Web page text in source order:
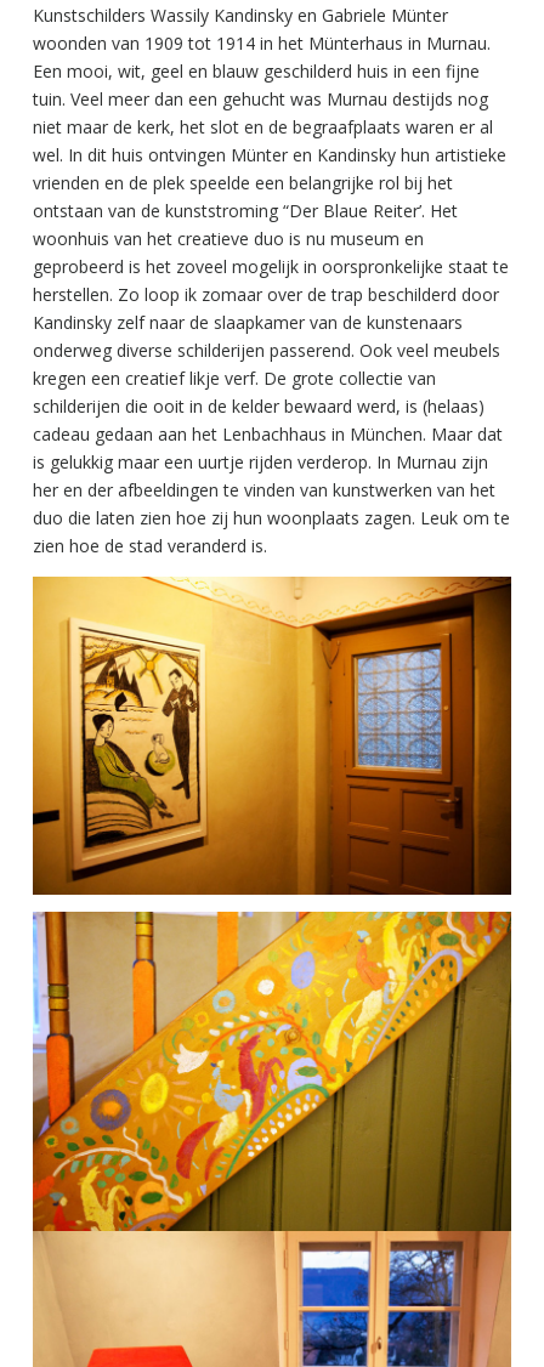
Kunstschilders Wassily Kandinsky en Gabriele Münter
woonden van 1909 tot 1914 in het Münterhaus in Murnau.
Een mooi, wit, geel en blauw geschilderd huis in een fijne
tuin. Veel meer dan een gehucht was Murnau destijds nog
niet maar de kerk, het slot en de begraafplaats waren er al
wel. In dit huis ontvingen Münter en Kandinsky hun artistieke
vrienden en de plek speelde een belangrijke rol bij het
ontstaan van de kunststroming “Der Blaue Reiter’. Het
woonhuis van het creatieve duo is nu museum en
geprobeerd is het zoveel mogelijk in oorspronkelijke staat te
herstellen. Zo loop ik zomaar over de trap beschilderd door
Kandinsky zelf naar de slaapkamer van de kunstenaars
onderweg diverse schilderijen passerend. Ook veel meubels
kregen een creatief likje verf. De grote collectie van
schilderijen die ooit in de kelder bewaard werd, is (helaas)
cadeau gedaan aan het Lenbachhaus in München. Maar dat
is gelukkig maar een uurtje rijden verderop. In Murnau zijn
her en der afbeeldingen te vinden van kunstwerken van het
duo die laten zien hoe zij hun woonplaats zagen. Leuk om te
zien hoe de stad veranderd is.